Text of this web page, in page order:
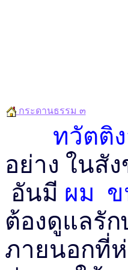
กระดานธรรม ๓
ทวัตติ
อย่าง ในสั
อันมี ผม
ต้องดูแลรั
ภายนอกที่